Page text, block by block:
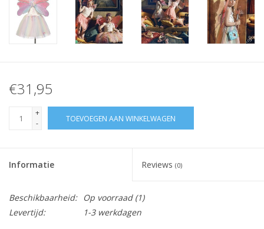
€31,95
+
-
TOEVOEGEN AAN WINKELWAGEN
Informatie Reviews (0)
Beschikbaarheid: Op voorraad(1)
Levertijd:
1-3 werkdagen